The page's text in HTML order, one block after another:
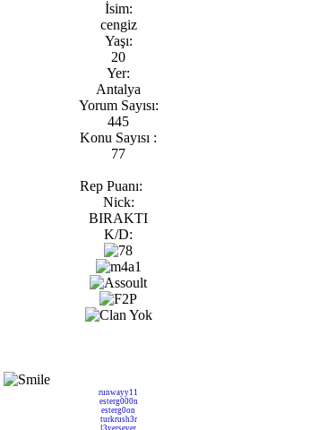
İsim:
cengiz
Yaşı:
20
Yer:
Antalya
Yorum Sayısı:
445
Konu Sayısı :
77
Rep Puanı:
Nick:
BIRAKTI
K/D:
runwayy11
esterg000n
esterg0on
turkrush3r